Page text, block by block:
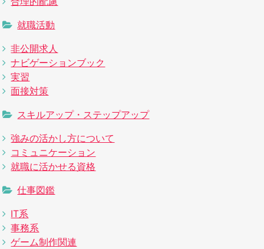
就職活動
非公開求人
ナビゲーションブック
実習
面接対策
スキルアップ・ステップアップ
強みの活かし方について
コミュニケーション
就職に活かせる資格
仕事図鑑
IT系
事務系
ゲーム制作関連